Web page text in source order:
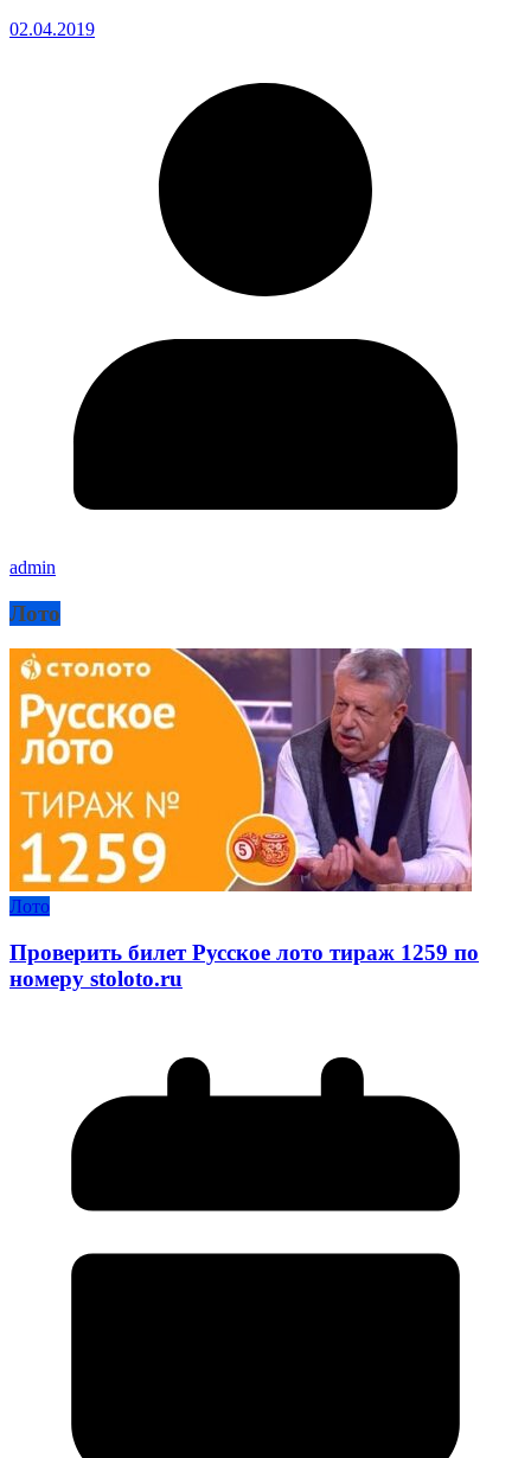
02.04.2019
admin
Лото
Лото
Проверить билет Русское лото тираж 1259 по
номеру stoloto.ru